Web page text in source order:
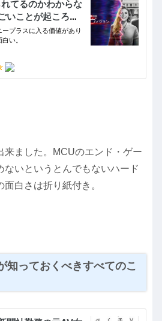
来ました。MCUのエンド・ゲー
ないというとんでもないハード
白さは折り紙付き。
知っておくべきすべてのこ